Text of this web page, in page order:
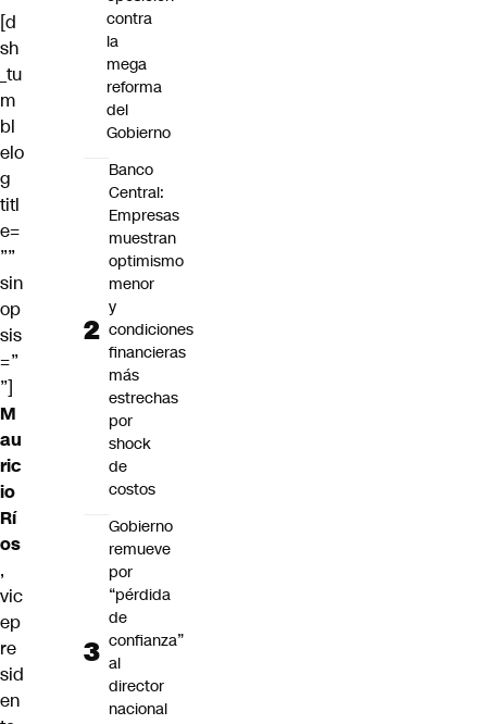
[d
sh
_tu
m
bl
elo
g
titl
e=
””
sin
op
sis
=”
”]
M
au
ric
io
Rí
os
,
vic
ep
re
sid
en
contra
la
mega
reforma
del
Gobierno
Banco
Central:
Empresas
muestran
optimismo
menor
y
condiciones
financieras
más
estrechas
por
shock
de
costos
Gobierno
remueve
por
“pérdida
de
confianza”
al
director
nacional